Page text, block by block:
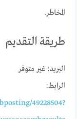
المخاطر.
طريقة التقديم
البريد: غير متوفر
الرابط:
49228504?